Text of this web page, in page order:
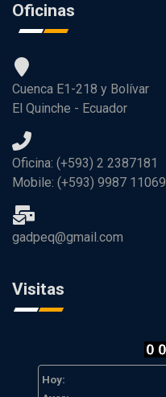
Oficinas
Cuenca E1-218 y Bolívar
El Quinche - Ecuador
Oficina: (+593) 2 2387181
Mobile: (+593) 9987 11069
gadpeq@gmail.com
Visitas
Hoy: